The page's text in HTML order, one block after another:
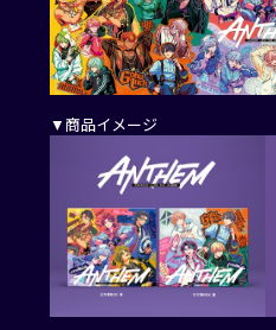
▼商品イメージ